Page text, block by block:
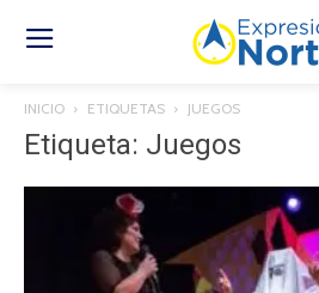
INICIO ETIQUETAS JUEGOS
Etiqueta: Juegos